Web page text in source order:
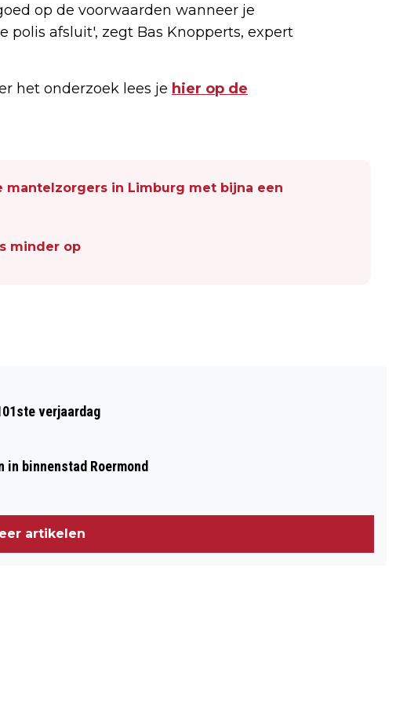
op de voorwaarden wanneer je
afsluit', zegt Bas Knopperts, expert
het onderzoek lees je hier op de
mantelzorgers in Limburg met bijna een
minder op
OPNIEUW ZOEKEN NAAR EVENWICHT
verjaardag
binnenstad Roermond
artikelen